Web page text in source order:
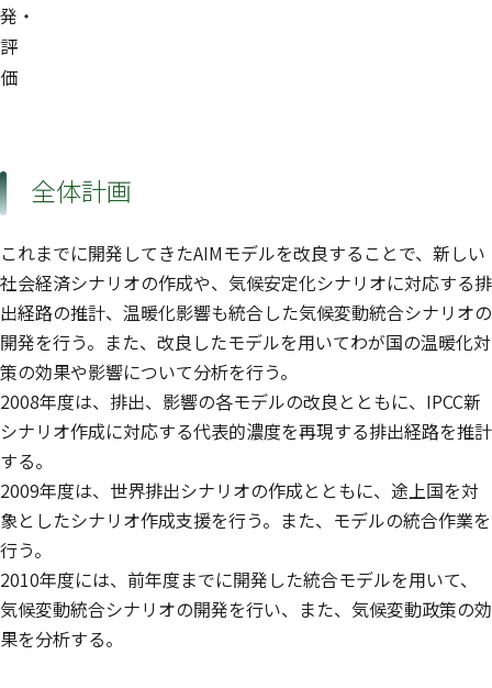
発・
評
価
全体計画
これまでに開発してきたAIMモデルを改良することで、新しい
社会経済シナリオの作成や、気候安定化シナリオに対応する排
出経路の推計、温暖化影響も統合した気候変動統合シナリオの
開発を行う。また、改良したモデルを用いてわが国の温暖化対
策の効果や影響について分析を行う。
2008年度は、排出、影響の各モデルの改良とともに、IPCC新
シナリオ作成に対応する代表的濃度を再現する排出経路を推計
する。
2009年度は、世界排出シナリオの作成とともに、途上国を対
象としたシナリオ作成支援を行う。また、モデルの統合作業を
行う。
2010年度には、前年度までに開発した統合モデルを用いて、
気候変動統合シナリオの開発を行い、また、気候変動政策の効
果を分析する。